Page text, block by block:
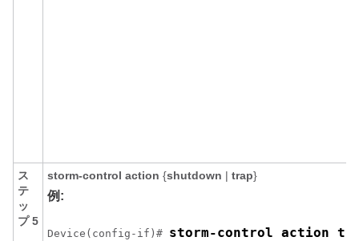
ス
テ
ッ
プ 5
storm-control action {shutdown | trap}
例:
Device(config-if)# storm-control action